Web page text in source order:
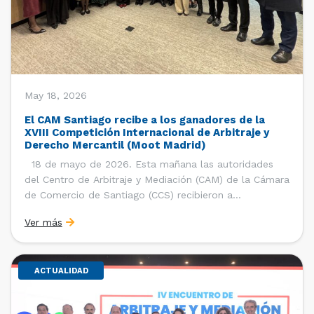
May 18, 2026
El CAM Santiago recibe a los ganadores de la
XVIII Competición Internacional de Arbitraje y
Derecho Mercantil (Moot Madrid)
18 de mayo de 2026. Esta mañana las autoridades
del Centro de Arbitraje y Mediación (CAM) de la Cámara
de Comercio de Santiago (CCS) recibieron a
Facultad de Derecho de la Universidad de Chile que se
consagró como ganador de la […]
Ver más
ACTUALIDAD